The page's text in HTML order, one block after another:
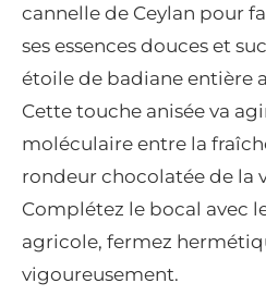
cannelle de Ceylan pour
ses essences douces et
étoile de badiane entière
Cette touche anisée va
moléculaire entre la
rondeur chocolatée de la
Complétez le bocal avec
agricole, fermez
vigoureusement.